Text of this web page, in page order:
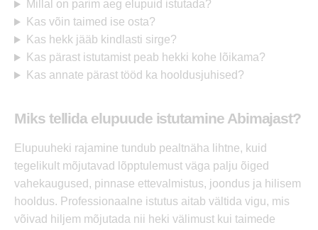
Millal on parim aeg elupuid istutada?
Kas võin taimed ise osta?
Kas hekk jääb kindlasti sirge?
Kas pärast istutamist peab hekki kohe lõikama?
Kas annate pärast tööd ka hooldusjuhised?
Miks tellida elupuude istutamine Abimajast?
Elupuuheki rajamine tundub pealtnäha lihtne, kuid
tegelikult mõjutavad lõpptulemust väga palju õiged
vahekaugused, pinnase ettevalmistus, joondus ja hilisem
hooldus. Professionaalne istutus aitab vältida vigu, mis
võivad hiljem mõjutada nii heki välimust kui taimede